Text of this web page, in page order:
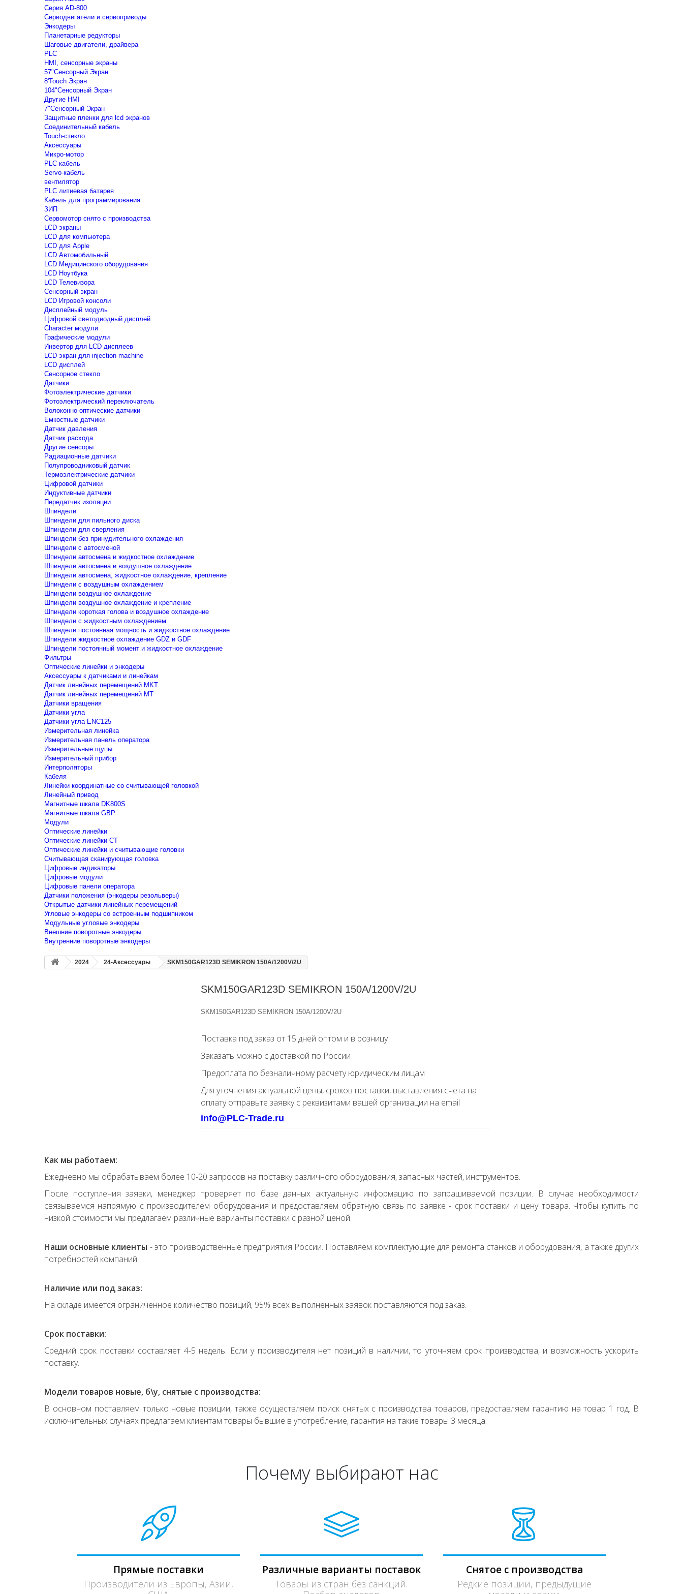
Серия AD-800
Серводвигатели и сервоприводы
Энкодеры
Планетарные редукторы
Шаговые двигатели, драйвера
PLC
HMI, сенсорные экраны
57"Сенсорный Экран
8'Touch Экран
104"Сенсорный Экран
Другие HMI
7"Сенсорный Экран
Защитные пленки для lcd экранов
Соединительный кабель
Touch-стекло
Аксессуары
Микро-мотор
PLC кабель
Servo-кабель
вентилятор
PLC литиевая батарея
Кабель для программирования
ЗИП
Сервомотор снято с производства
LCD экраны
LCD для компьютера
LCD для Apple
LCD Автомобильный
LCD Медицинского оборудования
LCD Ноутбука
LCD Телевизора
Сенсорный экран
LCD Игровой консоли
Дисплейный модуль
Цифровой светодиодный дисплей
Сharacter модули
Графические модули
Инвертор для LCD дисплеев
LCD экран для injection machine
LCD дисплей
Сенсорное стекло
Датчики
Фотоэлектрические датчики
Фотоэлектрический переключатель
Волоконно-оптические датчики
Емкостные датчики
Датчик давления
Датчик расхода
Другие сенсоры
Радиационные датчики
Полупроводниковый датчик
Термоэлектрические датчики
Цифровой датчики
Индуктивные датчики
Передатчик изоляции
Шпиндели
Шпиндели для пильного диска
Шпиндели для сверления
Шпиндели без принудительного охлаждения
Шпиндели с автосменой
Шпиндели автосмена и жидкостное охлаждение
Шпиндели автосмена и воздушное охлаждение
Шпиндели автосмена, жидкостное охлаждение, крепление
Шпиндели с воздушным охлаждением
Шпиндели воздушное охлаждение
Шпиндели воздушное охлаждение и крепление
Шпиндели короткая голова и воздушное охлаждение
Шпиндели с жидкостным охлаждением
Шпиндели постоянная мощность и жидкостное охлаждение
Шпиндели жидкостное охлаждение GDZ и GDF
Шпиндели постоянный момент и жидкостное охлаждение
Фильтры
Оптические линейки и энкодеры
Аксессуары к датчиками и линейкам
Датчик линейных перемещений MKT
Датчик линейных перемещений MT
Датчики вращения
Датчики угла
Датчики угла ENC125
Измерительная линейка
Измерительная панель оператора
Измерительные щупы
Измерительный прибор
Интерполяторы
Кабеля
Линейки координатные со считывающей головкой
Линейный привод
Магнитные шкала DK800S
Магнитные шкала GBP
Модули
Оптические линейки
Оптические линейки CT
Оптические линейки и считывающие головки
Считывающая сканирующая головка
Цифровые индикаторы
Цифровые модули
Цифровые панели оператора
Датчики положения (энкодеры резольверы)
Открытые датчики линейных перемещений
Угловые энкодеры со встроенным подшипником
Модульные угловые энкодеры
Внешние поворотные энкодеры
Внутренние поворотные энкодеры
2024 24-Аксессуары SKM150GAR123D SEMIKRON 150A/1200V/2U
SKM150GAR123D SEMIKRON 150A/1200V/2U
SKM150GAR123D SEMIKRON 150A/1200V/2U
Поставка под заказ от 15 дней оптом и в розницу
Заказать можно с доставкой по России
Предоплата по безналичному расчету юридическим лицам
Для уточнения актуальной цены, сроков поставки, выставления счета на
оплату отправьте заявку с реквизитами вашей организации на email
info@PLC-Trade.ru
Как мы работаем:
Ежедневно мы обрабатываем более 10-20 запросов на поставку различного оборудования, запасных частей, инструментов.
После поступления заявки, менеджер проверяет по базе данных актуальную информацию по запрашиваемой позиции. В случае необходимости
связываемся напрямую с производителем оборудования и предоставляем обратную связь по заявке - срок поставки и цену товара. Чтобы купить по
низкой стоимости мы предлагаем различные варианты поставки с разной ценой.
Наши основные клиенты - это производственные предприятия России. Поставляем комплектующие для ремонта станков и оборудования, а также других
потребностей компаний.
Наличие или под заказ:
На складе имеется ограниченное количество позиций, 95% всех выполненных заявок поставляются под заказ.
Срок поставки:
Средний срок поставки составляет 4-5 недель. Если у производителя нет позиций в наличии, то уточняем срок производства, и возможность ускорить
поставку.
Модели товаров новые, б\у, снятые с производства:
В основном поставляем только новые позиции, также осуществляем поиск снятых с производства товаров, предоставляем гарантию на товар 1 год. В
исключительных случаях предлагаем клиентам товары бывшие в употребление, гарантия на такие товары 3 месяца.
Почему выбирают нас
Прямые поставки
Производители из Европы, Азии,
Различные варианты поставок
Товары из стран без санкций.
Снятое с производства
Редкие позиции, предыдущие